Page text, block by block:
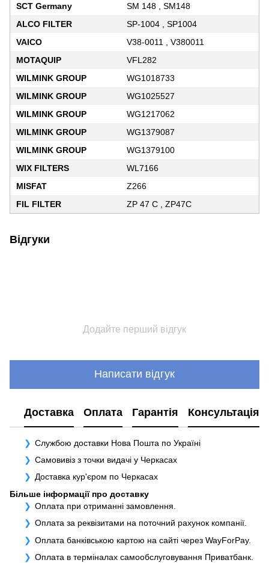
SCT Germany
SM 148 , SM148
ALCO FILTER
SP-1004 , SP1004
VAICO
V38-0011 , V380011
MOTAQUIP
VFL282
WILMINK GROUP
WG1018733
WILMINK GROUP
WG1025527
WILMINK GROUP
WG1217062
WILMINK GROUP
WG1379087
WILMINK GROUP
WG1379100
WIX FILTERS
WL7166
MISFAT
Z266
FIL FILTER
ZP 47 C , ZP47C
Відгуки
Додайте перший відгук
Написати відгук
Доставка Оплата Гарантія Консультація
Службою доставки Нова Пошта по Україні
Самовивіз з точки видачі у Черкасах
Доставка кур'єром по Черкасах
Більше інформації про доставку
Оплата при отриманні замовлення.
Оплата за реквізитами на поточний рахунок компанії.
Оплата банківською картою на сайті через WayForPay.
Оплата в терміналах самообслуговування Приватбанк.